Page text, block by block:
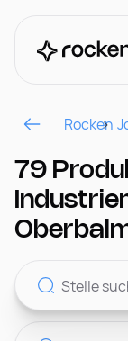
Für
Kontakt
Rocken
79